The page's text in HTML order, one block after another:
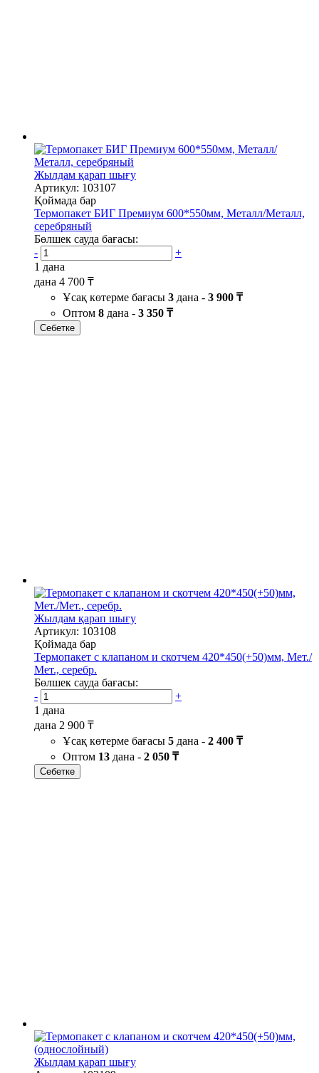
Жылдам қарап шығу
Артикул: 103107
Қоймада бар
Термопакет БИГ Премиум 600*550мм, Металл/Металл,
серебряный
Бөлшек сауда бағасы:
-
+
1 дана
дана 4 700 ₸
Ұсақ көтерме бағасы 3 дана - 3 900 ₸
Оптом 8 дана - 3 350 ₸
Себетке
Жылдам қарап шығу
Артикул: 103108
Қоймада бар
Термопакет с клапаном и скотчем 420*450(+50)мм, Мет./
Мет., серебр.
Бөлшек сауда бағасы:
-
+
1 дана
дана 2 900 ₸
Ұсақ көтерме бағасы 5 дана - 2 400 ₸
Оптом 13 дана - 2 050 ₸
Себетке
Жылдам қарап шығу